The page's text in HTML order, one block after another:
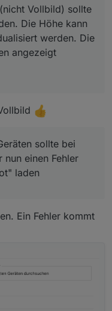
Vollbild) sollte
Die Höhe kann
werden. Die
angezeigt
sollte bei
einen Fehler
laden
Ein Fehler kommt